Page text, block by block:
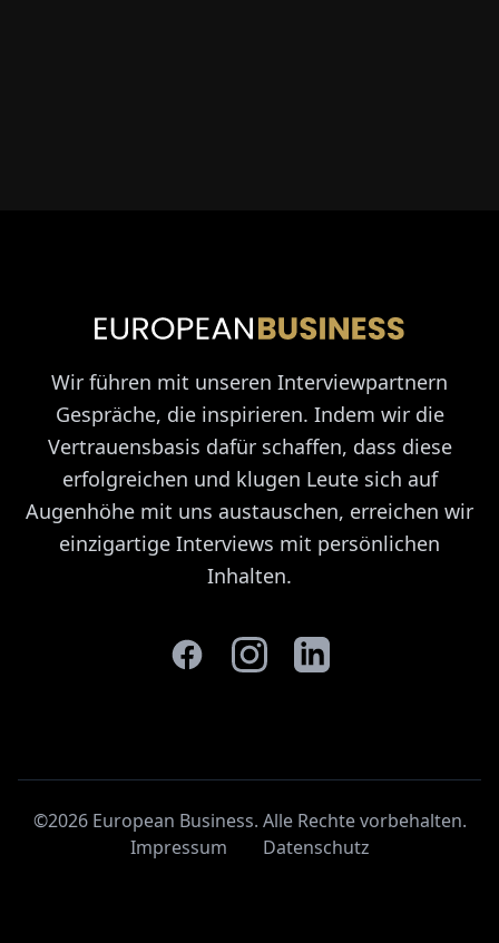
Wir führen mit unseren Interviewpartnern
Gespräche, die inspirieren. Indem wir die
Vertrauensbasis dafür schaffen, dass diese
erfolgreichen und klugen Leute sich auf
Augenhöhe mit uns austauschen, erreichen wir
einzigartige Interviews mit persönlichen
Inhalten.
©2026 European Business. Alle Rechte vorbehalten.
Impressum
Datenschutz